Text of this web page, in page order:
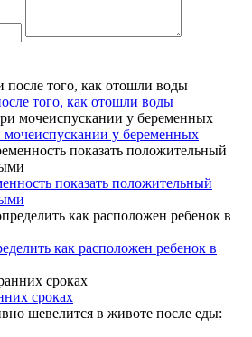
того, как отошли воды
у беременных
показать положительный
как расположен ребенок в
сроках